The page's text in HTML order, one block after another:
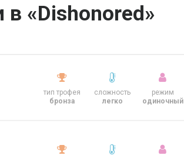
«Dishonored»
тип трофея
бронза
сложность
легко
режим
одиночный